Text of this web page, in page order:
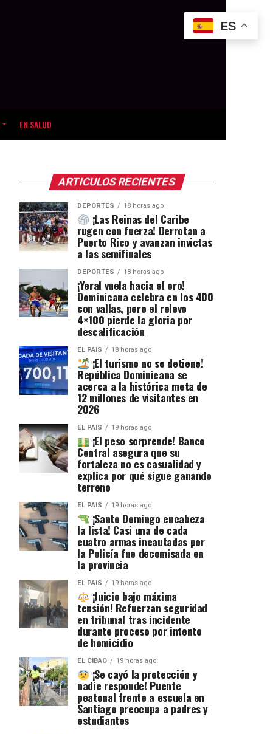
EN SALUD
ARTICULOS RECIENTES
DEPORTES 18 horas ago
¡Las Reinas del Caribe
rugen con fuerza! Derrotan a
Puerto Rico y avanzan invictas
a las semifinales
DEPORTES 18 horas ago
¡Yeral vuela hacia el oro!
Dominicana celebra en los 400
con vallas, pero el relevo
4×100 pierde la gloria por
descalificación
EL PAIS 18 horas ago
¡El turismo no se detiene!
República Dominicana se
acerca a la histórica meta de
12 millones de visitantes en
2026
EL PAIS 19 horas ago
¡El peso sorprende! Banco
Central asegura que su
fortaleza no es casualidad y
explica por qué sigue ganando
terreno
EL PAIS 19 horas ago
¡Santo Domingo encabeza
la lista! Casi una de cada
cuatro armas incautadas por
la Policía fue decomisada en
la provincia
EL PAIS 19 horas ago
¡Juicio bajo máxima
tensión! Refuerzan seguridad
en tribunal tras incidente
durante proceso por intento
de homicidio
EL CIBAO 19 horas ago
¡Se cayó la protección y
nadie responde! Puente
peatonal frente a escuela en
Santiago preocupa a padres y
estudiantes
ES